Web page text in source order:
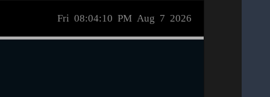
Fri 08:04:10 PM Aug 7 2026